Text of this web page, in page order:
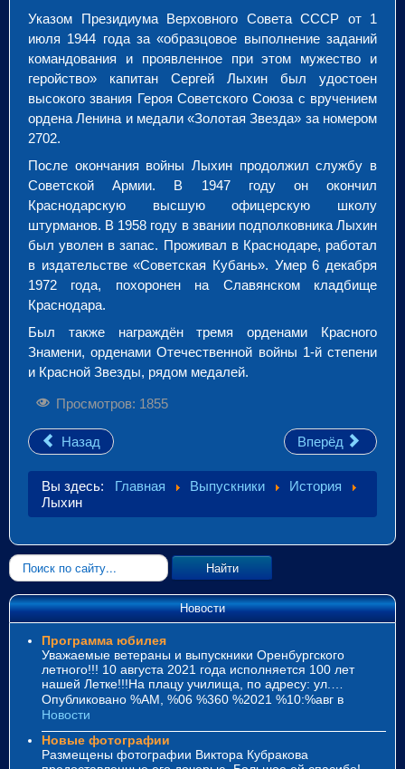
Указом Президиума Верховного Совета СССР от 1
июля 1944 года за «образцовое выполнение заданий
командования и проявленное при этом мужество и
геройство» капитан Сергей Лыхин был удостоен
высокого звания Героя Советского Союза с вручением
ордена Ленина и медали «Золотая Звезда» за номером
2702.
После окончания войны Лыхин продолжил службу в
Советской Армии. В 1947 году он окончил
Краснодарскую высшую офицерскую школу
штурманов. В 1958 году в звании подполковника Лыхин
был уволен в запас. Проживал в Краснодаре, работал
в издательстве «Советская Кубань». Умер 6 декабря
1972 года, похоронен на Славянском кладбище
Краснодара.
Был также награждён тремя орденами Красного
Знамени, орденами Отечественной войны 1-й степени
и Красной Звезды, рядом медалей.
Просмотров: 1855
Назад Вперёд
Вы здесь: Главная Выпускники
История
Лыхин
Искать... Найти
Новости
Программа юбилея
Уважаемые ветераны и выпускники Оренбургского
летного!!! 10 августа 2021 года исполняется 100 лет
нашей Летке!!!На плацу училища, по адресу: ул.…
Опубликовано %AM, %06 %360 %2021 %10:%авг в
Новости
Новые фотографии
Размещены фотографии Виктора Кубракова